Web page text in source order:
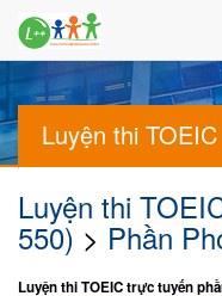
Luyện thi TOEIC
Luyện thi
550) > Phần
Luyện thi TOEIC trực tuyến